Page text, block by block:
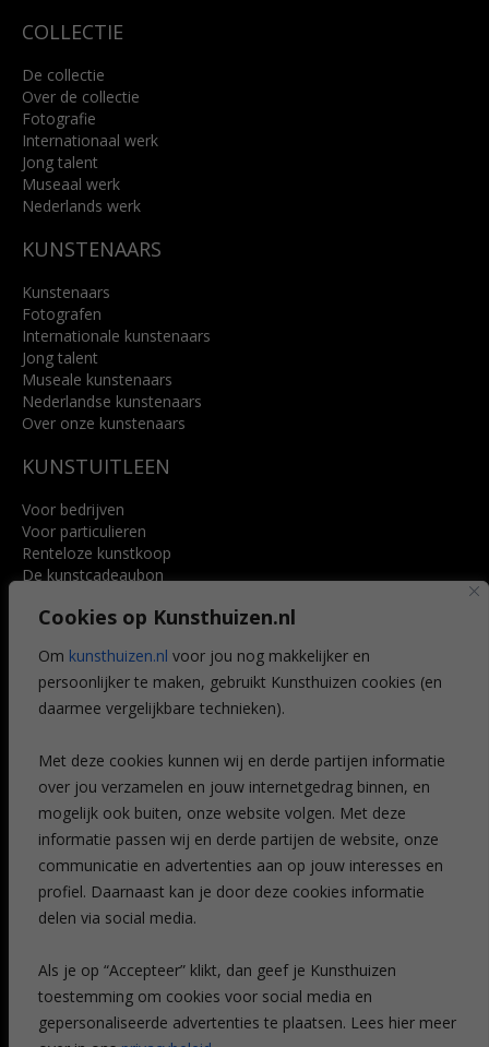
Cookies op Kunsthuizen.nl
Om kunsthuizen.nl voor jou nog makkelijker en
persoonlijker te maken, gebruikt Kunsthuizen cookies (en
daarmee vergelijkbare technieken).
Met deze cookies kunnen wij en derde partijen informatie
over jou verzamelen en jouw internetgedrag binnen, en
mogelijk ook buiten, onze website volgen. Met deze
informatie passen wij en derde partijen de website, onze
communicatie en advertenties aan op jouw interesses en
profiel. Daarnaast kan je door deze cookies informatie
delen via social media.
Als je op “Accepteer” klikt, dan geef je Kunsthuizen
toestemming om cookies voor social media en
gepersonaliseerde advertenties te plaatsen. Lees hier meer
COLLECTIE
De collectie
Over de collectie
Fotografie
Internationaal werk
Jong talent
Museaal werk
Nederlands werk
KUNSTENAARS
Kunstenaars
Fotografen
Internationale kunstenaars
Jong talent
Museale kunstenaars
Nederlandse kunstenaars
Over onze kunstenaars
KUNSTUITLEEN
Voor bedrijven
Voor particulieren
Renteloze kunstkoop
De kunstcadeaubon
Voordelen
Veelgestelde vragen
CONTACT
Leiden
Amsterdam
Breda
Favorieten
Mijn art alert
NIEUWSBRIEF